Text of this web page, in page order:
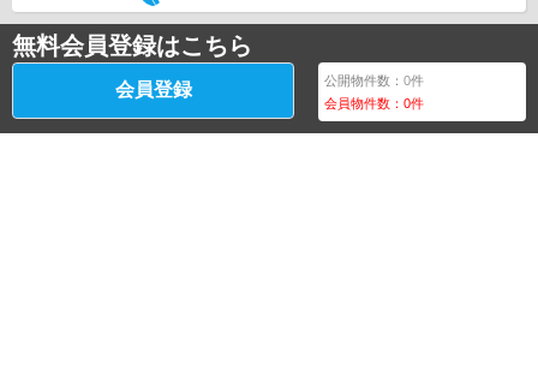
無料会員登録はこちら
会員登録 公開物件数：0件
会員物件数：0件